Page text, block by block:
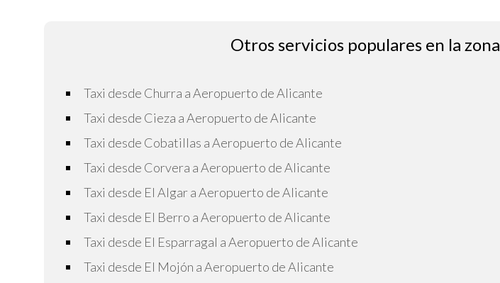
Otros servicios populares en la zona
Taxi desde Churra a Aeropuerto de Alicante
Taxi desde Cieza a Aeropuerto de Alicante
Taxi desde Cobatillas a Aeropuerto de Alicante
Taxi desde Corvera a Aeropuerto de Alicante
Taxi desde El Algar a Aeropuerto de Alicante
Taxi desde El Berro a Aeropuerto de Alicante
Taxi desde El Esparragal a Aeropuerto de Alicante
Taxi desde El Mojón a Aeropuerto de Alicante